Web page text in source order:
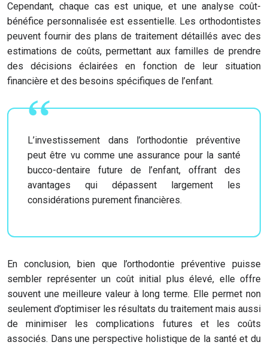
Cependant, chaque cas est unique, et une analyse coût-
bénéfice personnalisée est essentielle. Les orthodontistes
peuvent fournir des plans de traitement détaillés avec des
estimations de coûts, permettant aux familles de prendre
des décisions éclairées en fonction de leur situation
financière et des besoins spécifiques de l’enfant.
L’investissement dans l’orthodontie préventive
peut être vu comme une assurance pour la santé
bucco-dentaire future de l’enfant, offrant des
avantages qui dépassent largement les
considérations purement financières.
En conclusion, bien que l’orthodontie préventive puisse
sembler représenter un coût initial plus élevé, elle offre
souvent une meilleure valeur à long terme. Elle permet non
seulement d’optimiser les résultats du traitement mais aussi
de minimiser les complications futures et les coûts
associés. Dans une perspective holistique de la santé et du